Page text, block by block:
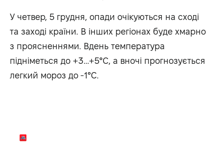
У четвер, 5 грудня, опади очікуються на сході
та заході країни. В інших регіонах буде хмарно
з проясненнями. Вдень температура
підніметься до +3…+5°C, а вночі прогнозується
легкий мороз до -1°C.